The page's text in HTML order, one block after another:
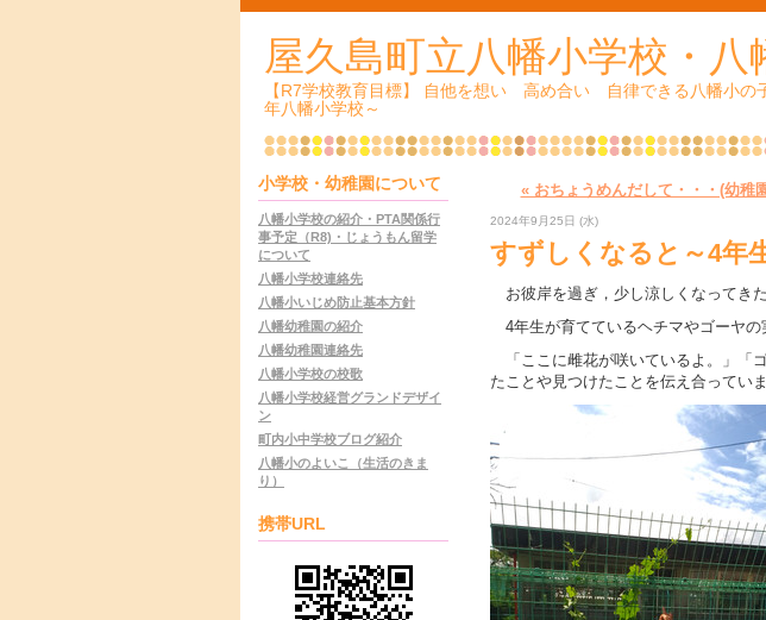
屋久島町立八幡小学校・八
【R7学校教育目標】 自他を想い 高め合い 自律できる八幡小
年八幡小学校～
小学校・幼稚園について
八幡小学校の紹介・PTA関係行
事予定（R8)・じょうもん留学
について
八幡小学校連絡先
八幡小いじめ防止基本方針
八幡幼稚園の紹介
八幡幼稚園連絡先
八幡小学校の校歌
八幡小学校経営グランドデザイ
ン
町内小中学校ブログ紹介
八幡小のよいこ（生活のきま
り）
携帯URL
« おちょうめんだして・・・(幼稚
2024年9月25日 (水)
すずしくなると～4年
お彼岸を過ぎ，少し涼しくなってき
4年生が育てているヘチマやゴーヤの
「ここに雌花が咲いているよ。」「
たことや見つけたことを伝え合っていま